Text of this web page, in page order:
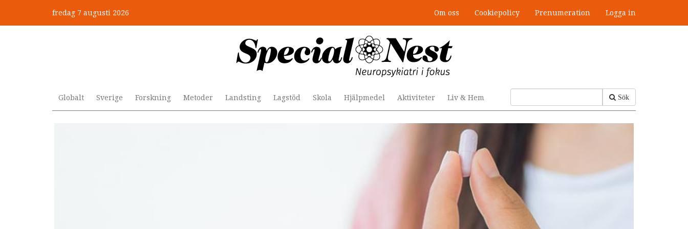
huvudinnehåll
fredag 7 augusti 2026 Om oss Cookiepolicy Prenumeration Logga in
Sök
Globalt Sverige Forskning Metoder Landsting Lagstöd Skola Hjälpmedel Aktiviteter Liv & Hem
”Jobbet gick bra – just därför togs stödet bort”